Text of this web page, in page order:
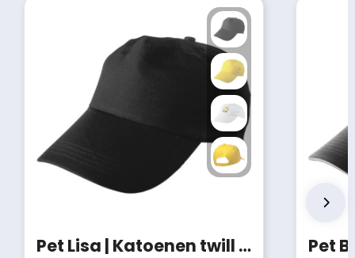
Pet Lisa | Katoenen twill | 5 panels Pet